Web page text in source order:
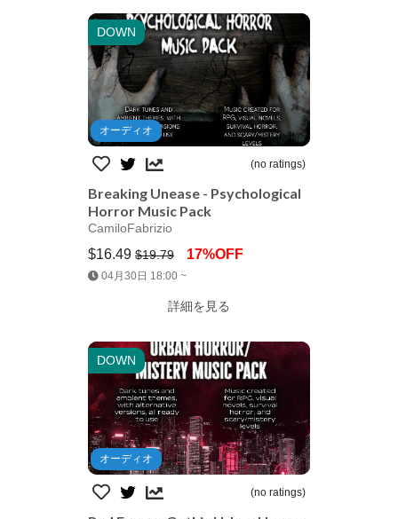
DOWN
オーディオ
(no ratings)
Breaking Unease - Psychological
Horror Music Pack
CamiloFabrizio
$16.49 $19.79 17%OFF
04月30日 18:00 ~
詳細を見る
DOWN
Jump AssetStore
オーディオ
(no ratings)